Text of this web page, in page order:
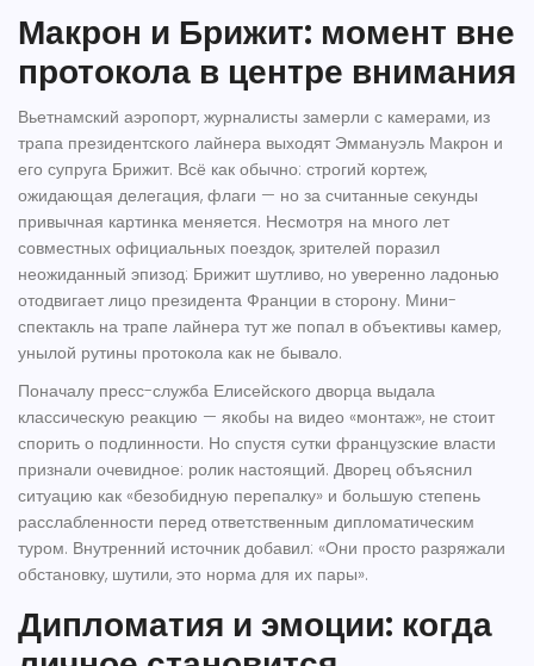
Макрон и Брижит: момент вне
протокола в центре внимания
Вьетнамский аэропорт, журналисты замерли с камерами, из
трапа президентского лайнера выходят Эммануэль Макрон и
его супруга Брижит. Всё как обычно: строгий кортеж,
ожидающая делегация, флаги — но за считанные секунды
привычная картинка меняется. Несмотря на много лет
совместных официальных поездок, зрителей поразил
неожиданный эпизод: Брижит шутливо, но уверенно ладонью
отодвигает лицо президента Франции в сторону. Мини-
спектакль на трапе лайнера тут же попал в объективы камер,
унылой рутины протокола как не бывало.
Поначалу пресс-служба Елисейского дворца выдала
классическую реакцию — якобы на видео «монтаж», не стоит
спорить о подлинности. Но спустя сутки французские власти
признали очевидное: ролик настоящий. Дворец объяснил
ситуацию как «безобидную перепалку» и большую степень
расслабленности перед ответственным дипломатическим
туром. Внутренний источник добавил: «Они просто разряжали
обстановку, шутили, это норма для их пары».
Дипломатия и эмоции: когда